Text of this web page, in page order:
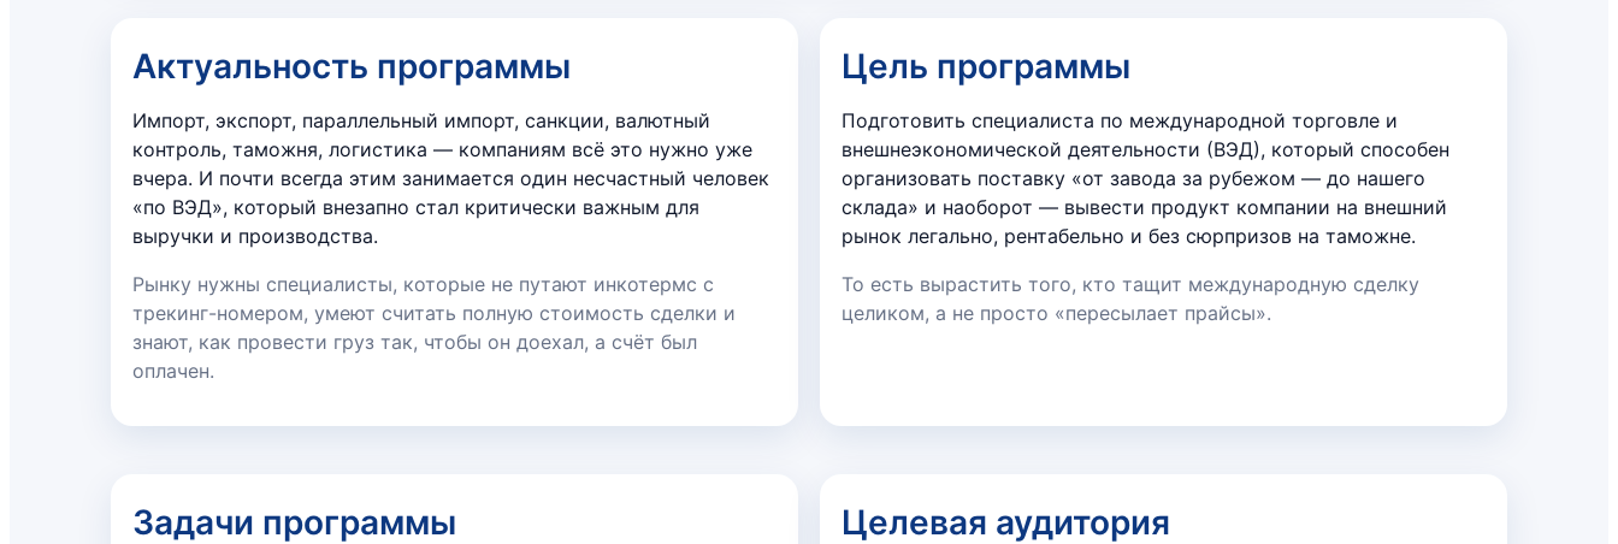
Актуальность программы
Импорт, экспорт, параллельный импорт, санкции, валютный
контроль, таможня, логистика — компаниям всё это нужно уже
вчера. И почти всегда этим занимается один несчастный человек
«по ВЭД», который внезапно стал критически важным для
выручки и производства.
Рынку нужны специалисты, которые не путают инкотермс с
трекинг-номером, умеют считать полную стоимость сделки и
знают, как провести груз так, чтобы он доехал, а счёт был
оплачен.
Цель программы
Подготовить специалиста по международной торговле и
внешнеэкономической деятельности (ВЭД), который способен
организовать поставку «от завода за рубежом — до нашего
склада» и наоборот — вывести продукт компании на внешний
рынок легально, рентабельно и без сюрпризов на таможне.
То есть вырастить того, кто тащит международную сделку
целиком, а не просто «пересылает прайсы».
Задачи программы Целевая аудитория